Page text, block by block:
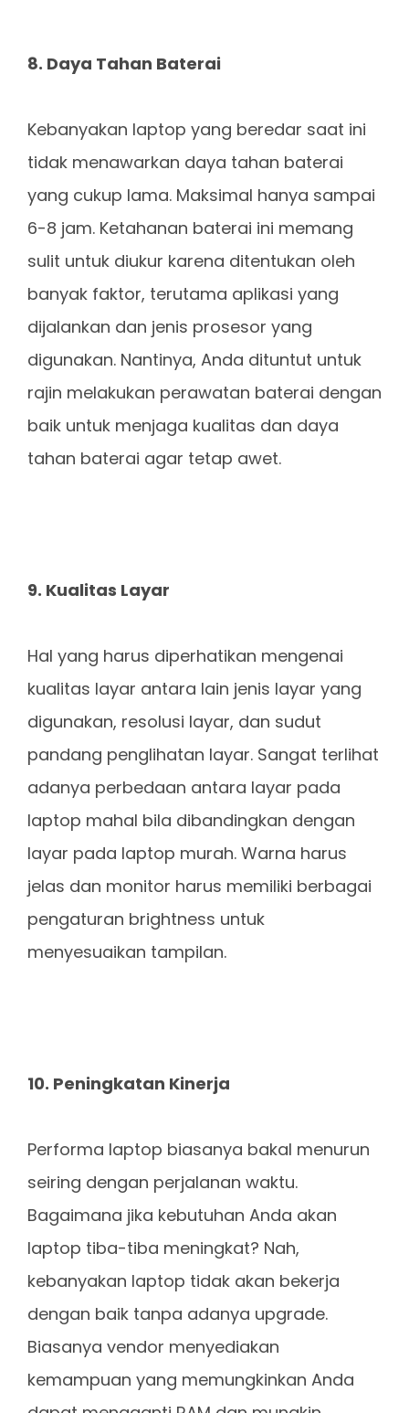
8. Daya Tahan Baterai
Kebanyakan laptop yang beredar saat ini
tidak menawarkan daya tahan baterai
yang cukup lama. Maksimal hanya sampai
6-8 jam. Ketahanan baterai ini memang
sulit untuk diukur karena ditentukan oleh
banyak faktor, terutama aplikasi yang
dijalankan dan jenis prosesor yang
digunakan. Nantinya, Anda dituntut untuk
rajin melakukan perawatan baterai dengan
baik untuk menjaga kualitas dan daya
tahan baterai agar tetap awet.
9. Kualitas Layar
Hal yang harus diperhatikan mengenai
kualitas layar antara lain jenis layar yang
digunakan, resolusi layar, dan sudut
pandang penglihatan layar. Sangat terlihat
adanya perbedaan antara layar pada
laptop mahal bila dibandingkan dengan
layar pada laptop murah. Warna harus
jelas dan monitor harus memiliki berbagai
pengaturan brightness untuk
menyesuaikan tampilan.
10. Peningkatan Kinerja
Performa laptop biasanya bakal menurun
seiring dengan perjalanan waktu.
Bagaimana jika kebutuhan Anda akan
laptop tiba-tiba meningkat? Nah,
kebanyakan laptop tidak akan bekerja
dengan baik tanpa adanya upgrade.
Biasanya vendor menyediakan
kemampuan yang memungkinkan Anda